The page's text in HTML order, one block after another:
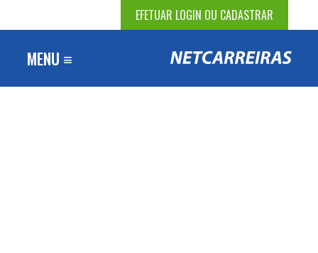
EFETUAR LOGIN OU CADASTRAR
MENU ≡